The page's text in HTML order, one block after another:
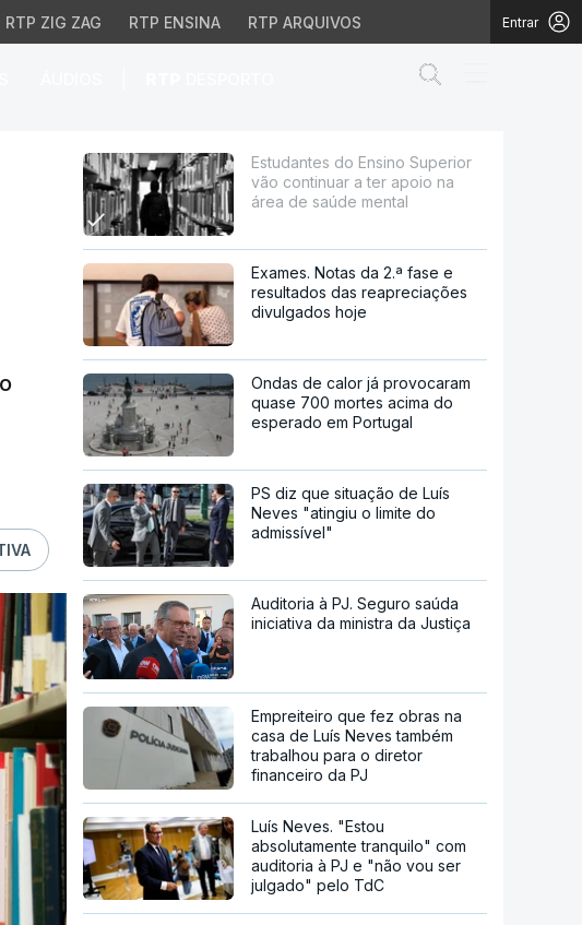
RTP ZIG ZAG RTP ENSINA RTP ARQUIVOS Entrar
a ter apoio na área
Estudantes do Ensino Superior
vão continuar a ter apoio na
área de saúde mental
Exames. Notas da 2.ª fase e
resultados das reapreciações
divulgados hoje
Ondas de calor já provocaram
quase 700 mortes acima do
esperado em Portugal
PS diz que situação de Luís
Neves "atingiu o limite do
admissível"
Auditoria à PJ. Seguro saúda
iniciativa da ministra da Justiça
Empreiteiro que fez obras na
casa de Luís Neves também
trabalhou para o diretor
financeiro da PJ
Luís Neves. "Estou
absolutamente tranquilo" com
auditoria à PJ e "não vou ser
julgado" pelo TdC